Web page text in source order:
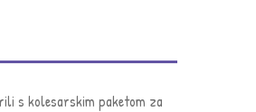
s kolesarskim paketom za